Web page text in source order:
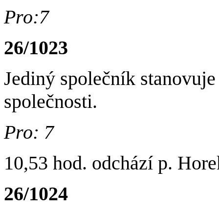
Pro:7
26/1023
Jediný společník
společnosti.
Pro: 7
10,53 hod. odchází p.
26/1024